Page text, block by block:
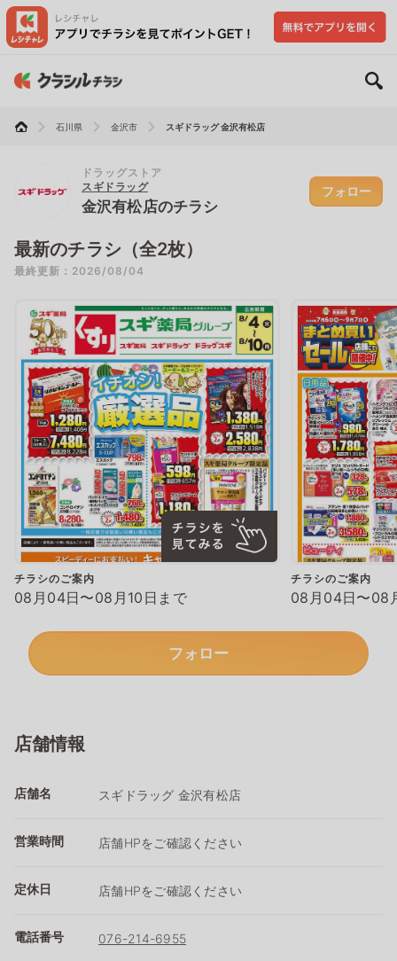
石川県 金沢市 スギドラッグ 金沢有松店
ドラッグストア
スギドラッグ
金沢有松店のチラシ
フォロー
最新のチラシ（全2枚）
最終更新：2026/08/04
チラシのご案内
08月04日〜08月10日まで
チラシのご案内
08月04日〜08
フォロー
店舗情報
店舗名 スギドラッグ 金沢有松店
営業時間 店舗HPをご確認ください
定休日 店舗HPをご確認ください
電話番号 076-214-6955